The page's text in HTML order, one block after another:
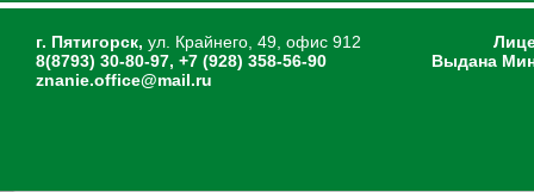
г. Пятигорск, ул. Крайнего, 49, офис 912
8(8793) 30-80-97, +7 (928) 358-56-90
znanie.office@mail.ru
Выдана